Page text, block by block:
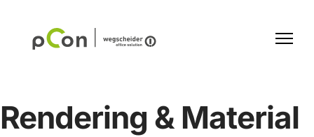
Rendering & Material